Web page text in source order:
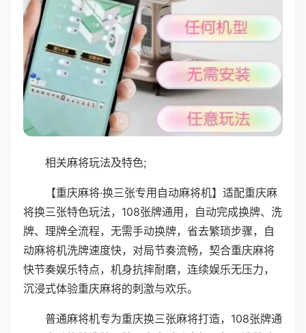
相关麻将玩法及特色;
【重庆麻将·换三张专用自动麻将机】适配重庆麻
将换三张特色玩法，108张牌通用，自动完成换牌、洗
牌、理牌全流程，无需手动换牌，省去繁琐步骤，自
动麻将机洗牌速度快，对局节奏流畅，契合重庆麻将
快节奏娱乐特点，机身抗摔耐磨，连续娱乐无压力，
沉浸式体验重庆麻将的刺激与欢乐。
普通麻将机专为重庆换三张麻将打造，108张牌通